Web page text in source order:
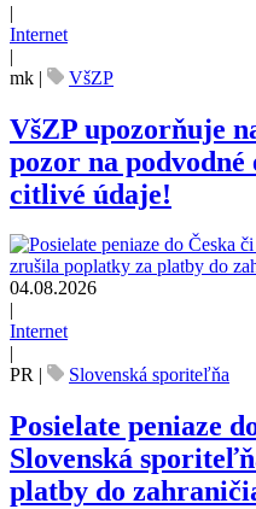
|
Internet
|
mk | VšZP
VšZP upozorňuje
pozor na
citlivé údaje!
04.08.2026
Internet
PR
Slovenská sporiteľňa
Posielate peniaze
Slovenská
platby do